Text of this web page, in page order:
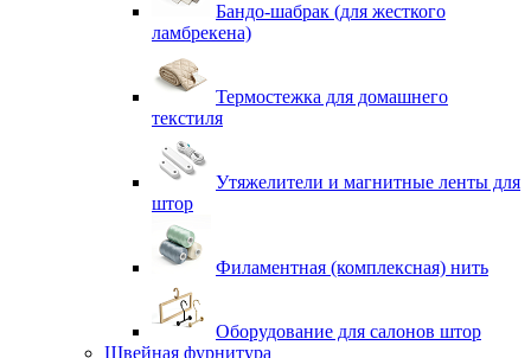
Бандо-шабрак (для жесткого
ламбрекена)
Термостежка для домашнего
текстиля
Утяжелители и магнитные ленты для
штор
Филаментная (комплексная) нить
Оборудование для салонов штор
Швейная фурнитура